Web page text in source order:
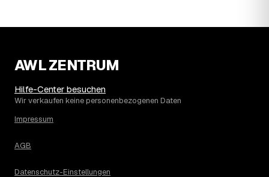
AWL ZENTRUM
Hilfe-Center besuchen
Wir verkaufen keine personenbezogenen Daten
Impressum
AGB
Datenschutz-Einstellungen